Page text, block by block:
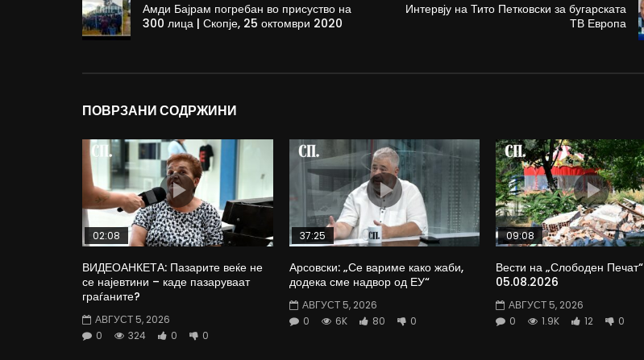
Амди Бајрам погребан во присуство на
300 лица | Скопје, 25 октомври 2020
Интервју на Тито Петковски за бугарската
ТВ Европа
ПОВРЗАНИ СОДРЖИНИ
02:08
ВИДЕОАНКЕТА: Пазарите веќе не
се најевтини – каде пазаруваат
граѓаните?
АВГУСТ 5, 2026
0
324 0 0
37:25
Арсовски: „Се вариме како жаби,
додека сме надвор од ЕУ“
АВГУСТ 5, 2026
0
6K 80 0
09:08
Вести на „Слободен Печат“
05.08.2026
АВГУСТ 5, 2026
0
1.9K 12 0